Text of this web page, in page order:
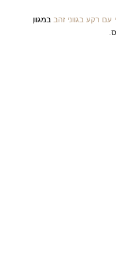
עם רקע בגווני זהב במגוון